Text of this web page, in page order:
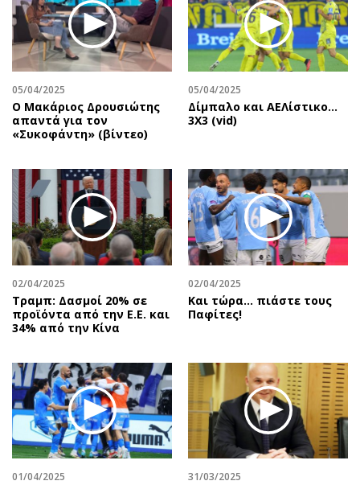
05/04/2025
Ο Μακάριος Δρουσιώτης
απαντά για τον
«Συκοφάντη» (βίντεο)
05/04/2025
Δίμπαλο και ΑΕΛίστικο...
3Χ3 (vid)
02/04/2025
Τραμπ: Δασμοί 20% σε
προϊόντα από την Ε.Ε. και
34% από την Κίνα
02/04/2025
Και τώρα… πιάστε τους
Παφίτες!
01/04/2025 31/03/2025